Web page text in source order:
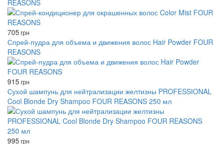
REASONS
705грн
Спрей-пудра для объема и движения волос Hair Powder FOUR
REASONS
915грн
Сухой шампунь для нейтрализации желтизны PROFESSIONAL
Cool Blonde Dry Shampoo FOUR REASONS 250 мл
995грн